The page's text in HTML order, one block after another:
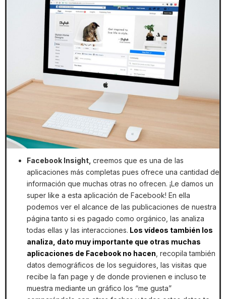
Facebook Insight, creemos que es una de las
aplicaciones más completas pues ofrece una cantidad de
información que muchas otras no ofrecen. ¡Le damos un
super like a esta aplicación de Facebook! En ella
podemos ver el alcance de las publicaciones de nuestra
página tanto si es pagado como orgánico, las analiza
todas ellas y las interacciones. Los vídeos también los
analiza, dato muy importante que otras muchas
aplicaciones de Facebook no hacen , recopila también
datos demográficos de los seguidores, las visitas que
recibe la fan page y de donde provienen e incluso te
muestra mediante un gráfico los “me gusta”